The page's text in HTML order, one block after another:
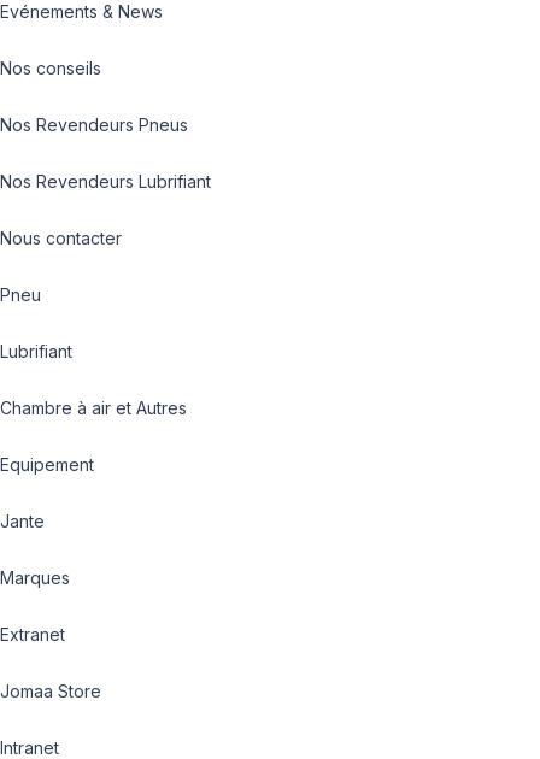
Evénements & News
Nos conseils
Nos Revendeurs Pneus
Nos Revendeurs Lubrifiant
Nous contacter
Pneu
Lubrifiant
Chambre à air et Autres
Equipement
Jante
Marques
Extranet
Jomaa Store
Intranet